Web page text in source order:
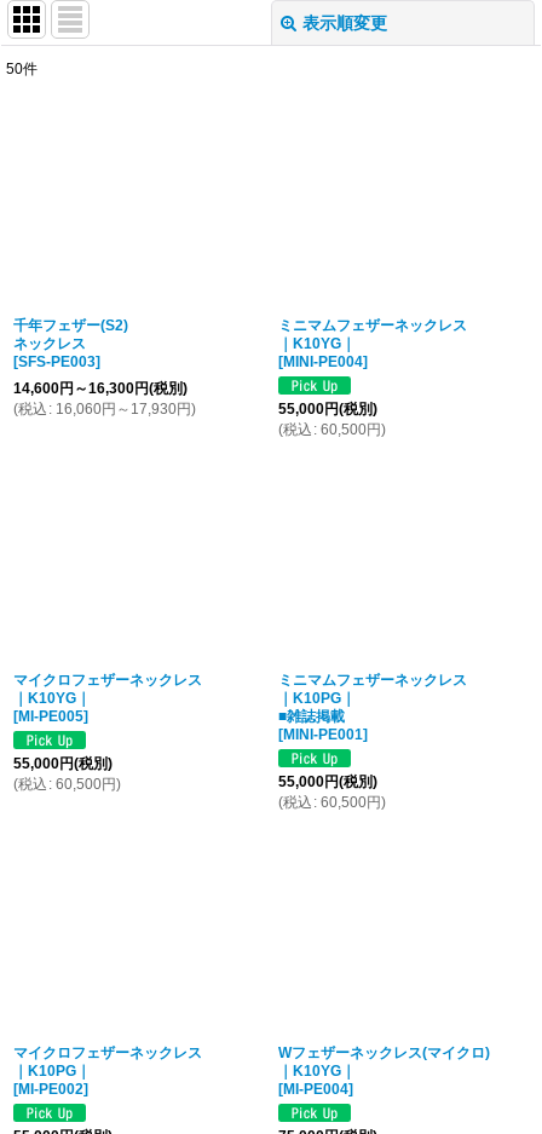
表示順変更
50件
千年フェザー(S2)
ネックレス
[SFS-PE003]
14,600円 ～16,300円(税別)
(税込 : 16,060円 ～17,930円)
ミニマムフェザーネックレス
｜K10YG｜
[MINI-PE004]
55,000円(税別)
(税込 : 60,500円)
マイクロフェザーネックレス
｜K10YG｜
[MI-PE005]
55,000円(税別)
(税込 : 60,500円)
ミニマムフェザーネックレス
｜K10PG｜
■雑誌掲載
[MINI-PE001]
55,000円(税別)
(税込 : 60,500円)
マイクロフェザーネックレス
｜K10PG｜
[MI-PE002]
Wフェザーネックレス(マイクロ)
｜K10YG｜
[MI-PE004]